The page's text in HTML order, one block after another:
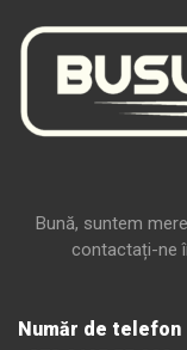
Bună, suntem
contactați-ne
Număr de telefon